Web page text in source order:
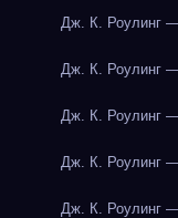
Дж. К. Роулинг
Дж. К. Роулинг
Дж. К. Роулинг
Дж. К. Роулинг
Дж. К. Роулинг